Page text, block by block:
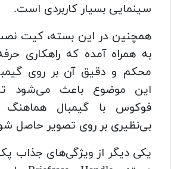
سینمایی بسیار کاربردی است.
همچنین در این بسته، کیت
به همراه آمده که راهکاری
محکم و دقیق آن بر روی
این موضوع باعث می‌شود
فوکوس با گیمبال
بی‌نظیری بر روی تصویر حاصل